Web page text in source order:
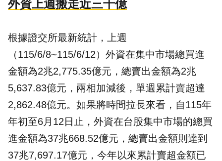
外資上週搬走近三千億
根據證交所最新統計，上週
（115/6/8~115/6/12）外資在集中市場總買進
金額為2兆2,775.35億元，總賣出金額為2兆
5,637.83億元，兩相加減後，單週累計賣超達
2,862.48億元。如果將時間拉長來看，自115年
年初至6月12日止，外資在台股集中市場的總買
進金額為37兆668.52億元，總賣出金額則達到
37兆7,697.17億元，今年以來累計賣超金額已